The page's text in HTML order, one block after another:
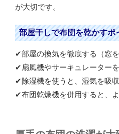
が大切です。
部屋干しで布団を乾かすポ
✔部屋の換気を徹底する（窓
✔扇風機やサーキュレーター
✔除湿機を使うと、湿気を吸
✔布団乾燥機を併用すると、